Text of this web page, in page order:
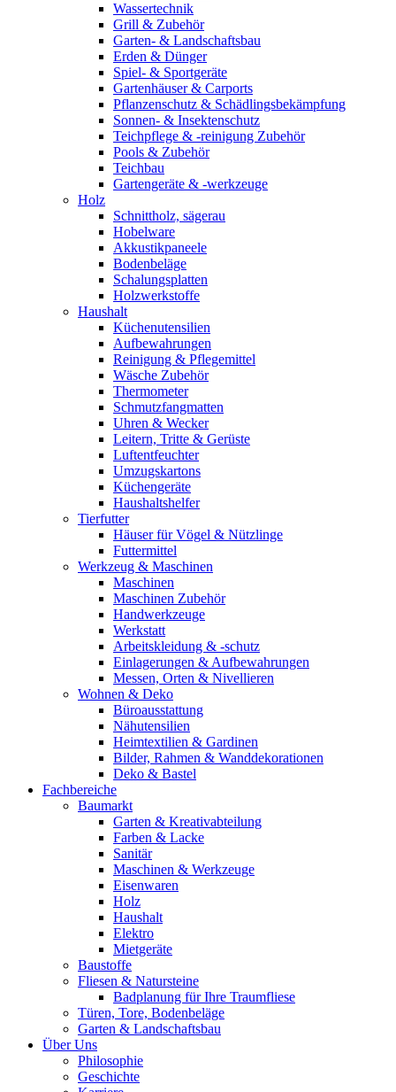
Wassertechnik
Grill & Zubehör
Garten- & Landschaftsbau
Erden & Dünger
Spiel- & Sportgeräte
Gartenhäuser & Carports
Pflanzenschutz & Schädlingsbekämpfung
Sonnen- & Insektenschutz
Teichpflege & -reinigung Zubehör
Pools & Zubehör
Teichbau
Gartengeräte & -werkzeuge
Holz
Schnittholz, sägerau
Hobelware
Akkustikpaneele
Bodenbeläge
Schalungsplatten
Holzwerkstoffe
Haushalt
Küchenutensilien
Aufbewahrungen
Reinigung & Pflegemittel
Wäsche Zubehör
Thermometer
Schmutzfangmatten
Uhren & Wecker
Leitern, Tritte & Gerüste
Luftentfeuchter
Umzugskartons
Küchengeräte
Haushaltshelfer
Tierfutter
Häuser für Vögel & Nützlinge
Futtermittel
Werkzeug & Maschinen
Maschinen
Maschinen Zubehör
Handwerkzeuge
Werkstatt
Arbeitskleidung & -schutz
Einlagerungen & Aufbewahrungen
Messen, Orten & Nivellieren
Wohnen & Deko
Büroausstattung
Nähutensilien
Heimtextilien & Gardinen
Bilder, Rahmen & Wanddekorationen
Deko & Bastel
Fachbereiche
Baumarkt
Garten & Kreativabteilung
Farben & Lacke
Sanitär
Maschinen & Werkzeuge
Eisenwaren
Holz
Haushalt
Elektro
Mietgeräte
Baustoffe
Fliesen & Natursteine
Badplanung für Ihre Traumfliese
Türen, Tore, Bodenbeläge
Garten & Landschaftsbau
Über Uns
Philosophie
Geschichte